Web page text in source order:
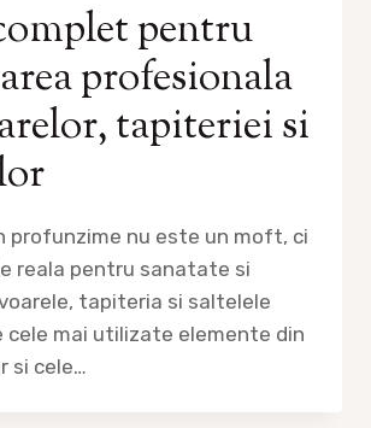
pentru
profesionala
tapiteriei si
profunzime nu este un moft, ci
reala pentru sanatate si
tapiteria si saltelele
cele mai utilizate elemente din
si cele…